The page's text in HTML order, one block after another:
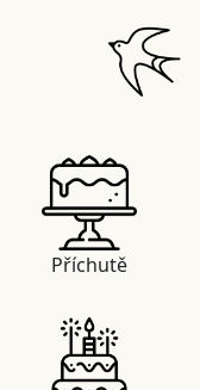
Příchutě